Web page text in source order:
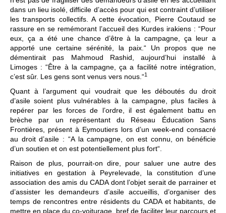
dans un lieu isolé, difficile d’accès pour qui est contraint d’utiliser
les transports collectifs. A cette évocation, Pierre Coutaud se
rassure en se remémorant l’accueil des Kurdes irakiens : “Pour
eux, ça a été une chance d’être à la campagne, ça leur a
apporté une certaine sérénité, la paix.“ Un propos que ne
démentirait pas Mahmoud Rashid, aujourd’hui installé à
Limoges : “Être à la campagne, ça a facilité notre intégration,
c’est sûr. Les gens sont venus vers nous.“1
Quant à l’argument qui voudrait que les déboutés du droit
d’asile soient plus vulnérables à la campagne, plus faciles à
repérer par les forces de l’ordre, il est également battu en
brèche par un représentant du Réseau Éducation Sans
Frontières, présent à Eymoutiers lors d’un week-end consacré
au droit d’asile : “A la campagne, on est connu, on bénéficie
d’un soutien et on est potentiellement plus fort“.
Raison de plus, pourrait-on dire, pour saluer une autre des
initiatives en gestation à Peyrelevade, la constitution d’une
association des amis du CADA dont l’objet serait de parrainer et
d’assister les demandeurs d’asile accueillis, d’organiser des
temps de rencontres entre résidents du CADA et habitants, de
mettre en place du co-voiturage, bref de faciliter leur parcours et